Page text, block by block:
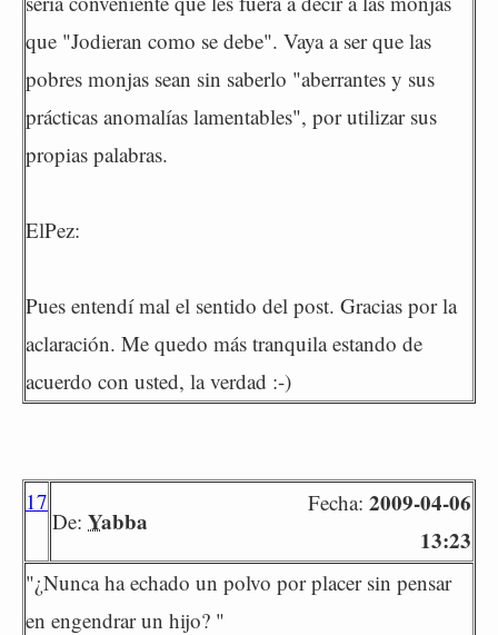
que "Jodieran como se debe". Vaya a ser que las
pobres monjas sean sin saberlo "aberrantes y sus
prácticas anomalías lamentables", por utilizar sus
propias palabras.
ElPez:
Pues entendí mal el sentido del post. Gracias por la
aclaración. Me quedo más tranquila estando de
acuerdo con usted, la verdad :-)
17
De: Yabba
Fecha: 2009-04-06
13:23
"¿Nunca ha echado un polvo por placer sin pensar
en engendrar un hijo? "